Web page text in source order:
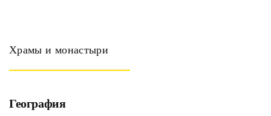
Храмы и монастыри
География